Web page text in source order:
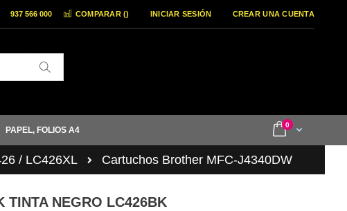
COMPARAR () INICIAR SESIÓN CREAR UNA CUENTA
937 566 000
Cart
0items
PAPEL, FOLIOS A4
/ LC426XL Cartuchos Brother MFC-J4340DW
TINTA NEGRO LC426BK